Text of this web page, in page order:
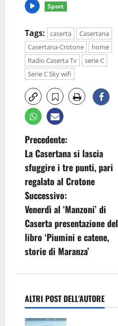
Sport
Tags: caserta
Casertana
Casertana-Crotone
home
Radio Caserta Tv
serie C
Serie C Sky wifi
N
a
v
i
g
a
o
Precedente:
La Casertana si lascia
sfuggire i tre punti, pari
regalato al Crotone
Successivo:
Venerdì al ‘Manzoni’ di
Caserta presentazione del
libro ‘Piumini e catene,
storie di Maranza’
ALTRI POST DELL'AUTORE